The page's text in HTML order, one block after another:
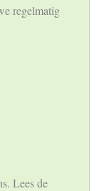
regelmatig
Lees de